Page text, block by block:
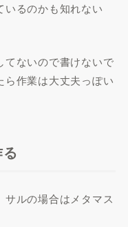
いるのかも知れない
てないので書けないで
作業は大丈夫っぽい
ルの場合はメタマス